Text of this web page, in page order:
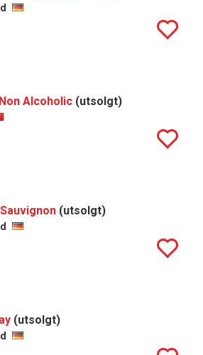
Alcoholic (utsolgt)
(utsolgt)
(utsolgt)